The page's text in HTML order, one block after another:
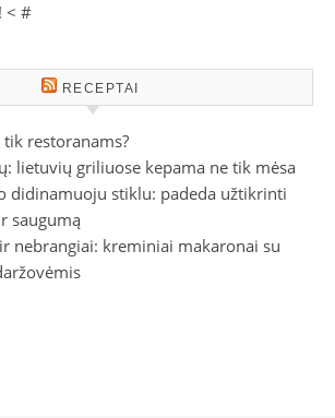
< #
RECEPTAI
restoranams?
lietuvių griliuose kepama ne tik mėsa
didinamuoju stiklu: padeda užtikrinti
saugumą
nebrangiai: kreminiai makaronai su